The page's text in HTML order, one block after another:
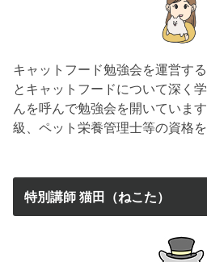
キャットフード勉強会を運営す
とキャットフードについて深く
んを呼んで勉強会を開いていま
級、ペット栄養管理士等の資格を
特別講師 猫田（ねこた）